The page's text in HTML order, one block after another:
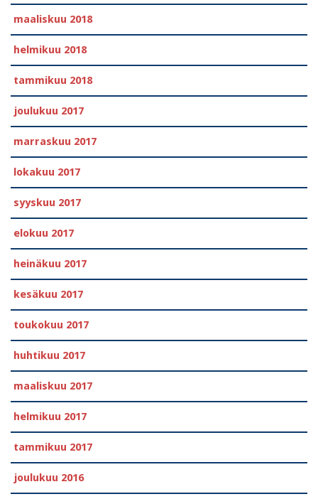
maaliskuu 2018
helmikuu 2018
tammikuu 2018
joulukuu 2017
marraskuu 2017
lokakuu 2017
syyskuu 2017
elokuu 2017
heinäkuu 2017
kesäkuu 2017
toukokuu 2017
huhtikuu 2017
maaliskuu 2017
helmikuu 2017
tammikuu 2017
joulukuu 2016